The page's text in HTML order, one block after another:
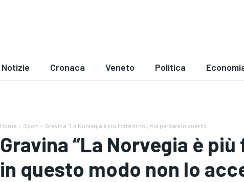
Notizie Cronaca Veneto Politica
Home Sport Gravina “La Norvegia è più forte di noi, ma perdere in questo...
Gravina “La Norvegia è
in questo modo non lo